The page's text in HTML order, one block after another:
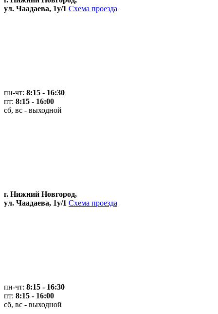
ул. Чаадаева, 1у/1 Схема проезда
пн-чт: 8:15 - 16:30
пт: 8:15 - 16:00
сб, вс - выходной
г. Нижний Новгород,
ул. Чаадаева, 1у/1 Схема проезда
пн-чт: 8:15 - 16:30
пт: 8:15 - 16:00
сб, вс - выходной